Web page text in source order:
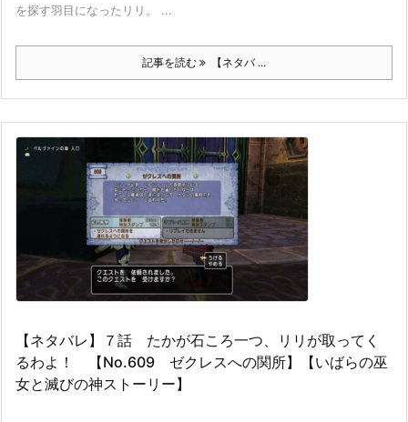
を探す羽目になったリリ。 ...
記事を読む 【ネタバ ...
【ネタバレ】７話 たかが石ころ一つ、リリが取ってく
るわよ！ 【No.609 ゼクレスへの関所】【いばらの巫
女と滅びの神ストーリー】